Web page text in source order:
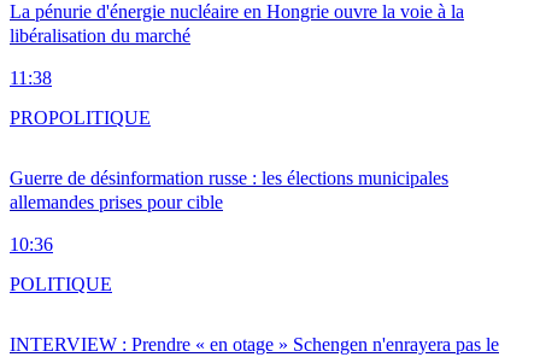
La pénurie d'énergie nucléaire en Hongrie ouvre la voie à la
libéralisation du marché
11:38
Guerre de désinformation russe : les élections municipales
allemandes prises pour cible
10:36
PROPOLITIQUE
INTERVIEW : Prendre « en otage » Schengen n'enrayera pas le
POLITIQUE